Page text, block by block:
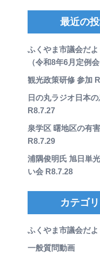
最近の
ふくやま市議会だ
（令和8年6月定例
観光政策研修 参加
日の丸ラジオ日本
R8.7.27
泉学区 曙地区の有
R8.7.29
浦隅俊明氏 旭日単
い会 R8.7.28
カテゴ
ふくやま市議会だよ
一般質問動画